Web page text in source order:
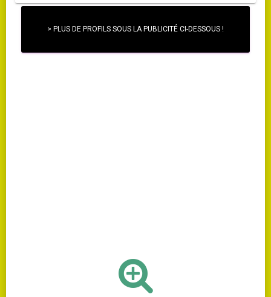
> PLUS DE PROFILS SOUS LA PUBLICITÉ CI-DESSOUS !